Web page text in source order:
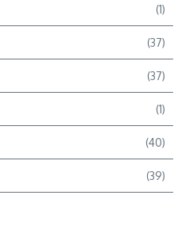
(1)
(37)
(37)
(1)
(40)
(39)